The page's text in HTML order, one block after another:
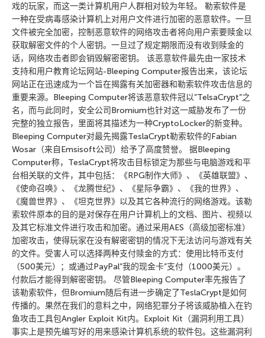
戏的玩家，而这一类计算机用户人群相对较为年轻。 勒索软件是
一种在受病毒感染计算机上对用户文件进行加密的恶意软件。一旦
文件被完全加密，控制恶意软件的网络攻击者将向用户索要赎金以
获取解密文件的个人密钥。一旦过了规定期限而没有收到赎金的
话，网络攻击者即会销毁解密密钥。 该恶意软件最先由一家技术
支持和用户教育论坛网站-Bleeping Computer报告出来，该论坛
网站正在迅速成为一个旨在揭露有关加密器和勒索软件攻击信息的
重要来源。Bleeping Computer将该恶意软件冠以”TelsaCrypt”之
名，而与此同时，安全公司Bromium也针对这一威胁发布了一份
完整的独立报告，里面将其描述为一种CryptoLocker的新变种。
Bleeping Computer对最先揭露TeslaCrypt勒索软件的Fabian
Wosar（来自Emsisoft公司）给予了高度赞誉。 据Bleeping
Computer称，TeslaCrypt将攻击目标锁定为那些与电脑游戏和平
台相关联的文件，其中包括：《RPG制作大师》、《英雄联盟》、
《使命召唤》、《龙腾世纪》、《星际争霸》、《我的世界》、
《魔兽世界》、《坦克世界》以及其它各种流行的网络游戏。该勒
索软件原本的目的是对保存在用户计算机上的文档、图片、视频以
及其它标准文件进行攻击和加密。通过采用AES（高级加密标准）
加密攻击，使得玩家在没有解密密钥的情况下无法访问与游戏有关
的文件。受害人可以选择两种支付赎金的方式：使用比特币支付
（500美元）；或通过PayPal”我的现金卡”支付（1000美元）。
付款后才能得到解密密钥。 尽管Bleeping Computer率先报告了
该勒索软件，但Bromium随后有进一步确定了TeslaCrypt是如何
传播的。果然在我们的意料之中，网络犯罪分子将该威胁植入在钓
鱼攻击工具包Angler Exploit Kit内。Exploit Kit（漏洞利用工具）
事实上是预先编写好的用来感染计算机系统的软件包。这些漏洞利